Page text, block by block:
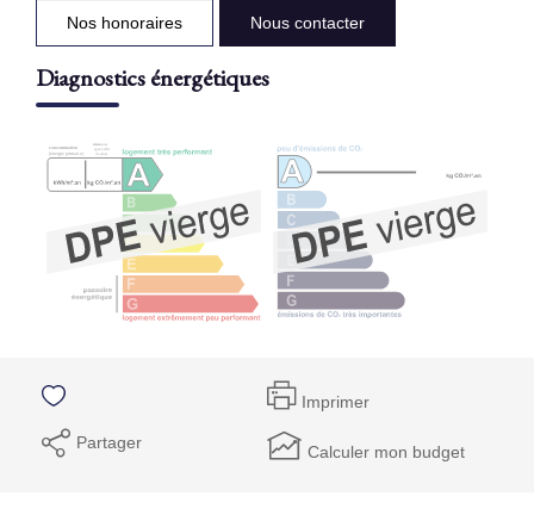
Nos honoraires Nous contacter
Diagnostics énergétiques
Imprimer
Partager Calculer mon budget